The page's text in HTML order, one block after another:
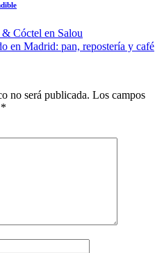
Cóctel en Salou
en Madrid: pan, repostería y café
no será publicada. Los campos
*